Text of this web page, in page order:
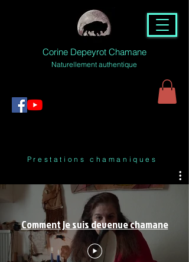
Corine Depeyrot Chamane
Naturellement authentique
Prestations chamaniques
Comment je suis devenue chamane